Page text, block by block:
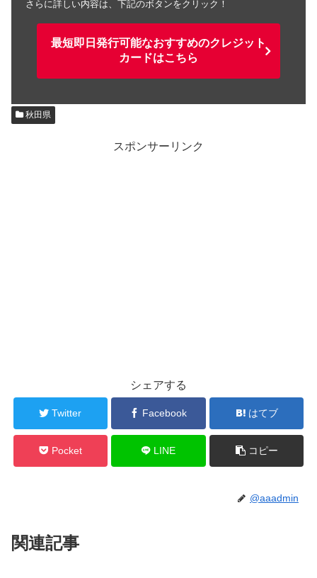
さらに詳しい内容は、下記のボタンをクリック！
最短即日発行可能なおすすめのクレジット
カードはこちら
秋田県
スポンサーリンク
シェアする
Twitter Facebook はてブ
Pocket LINE コピー
@aaadmin
関連記事